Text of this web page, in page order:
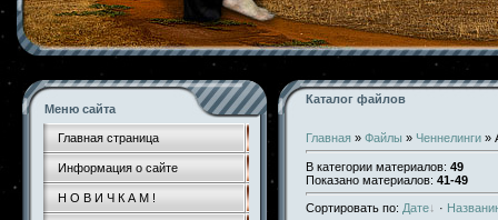
Меню сайта
Главная страница
Информация о сайте
Н О В И Ч К А М !
Каталог файлов
Главная » Файлы » Ченнелинги »
В категории материалов: 49
Показано материалов: 41-49
Сортировать по: Дате ·